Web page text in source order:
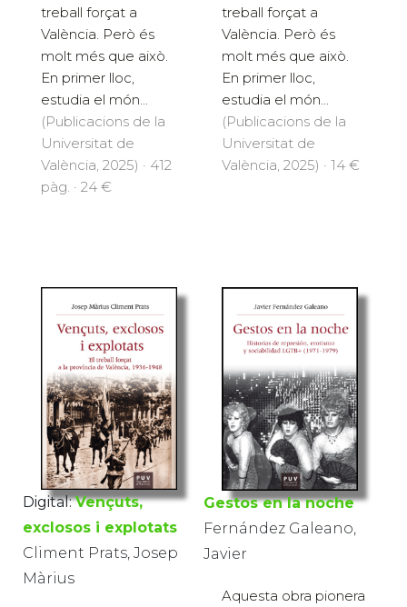
treball forçat a
València. Però és
molt més que això.
En primer lloc,
estudia el món...
(Publicacions de la
Universitat de
València, 2025) · 412
pàg. · 24 €
treball forçat a
València. Però és
molt més que això.
En primer lloc,
estudia el món...
(Publicacions de la
Universitat de
València, 2025) · 14 €
Digital: Vençuts,
exclosos i explotats
Climent Prats, Josep
Màrius
Gestos en la noche
Fernández Galeano,
Javier
Aquesta obra pionera